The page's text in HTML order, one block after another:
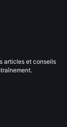
articles et conseils